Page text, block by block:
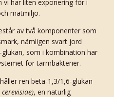
har liten exponering för i
matmiljö.
av två komponenter som
nämligen svart jord
som i kombination har
för tarmbakterier.
ren beta-1,3/1,6-glukan
cerevisiae), en naturlig